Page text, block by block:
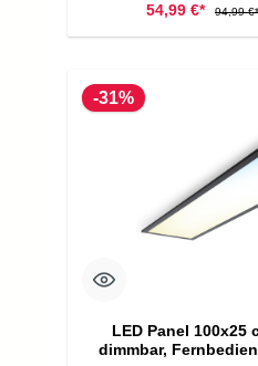
54,99 €* 94,99 €*
-31%
LED Panel 100x25
dimmbar,